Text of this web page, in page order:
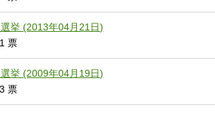
挙 (2013年04月21日)
票
挙 (2009年04月19日)
票